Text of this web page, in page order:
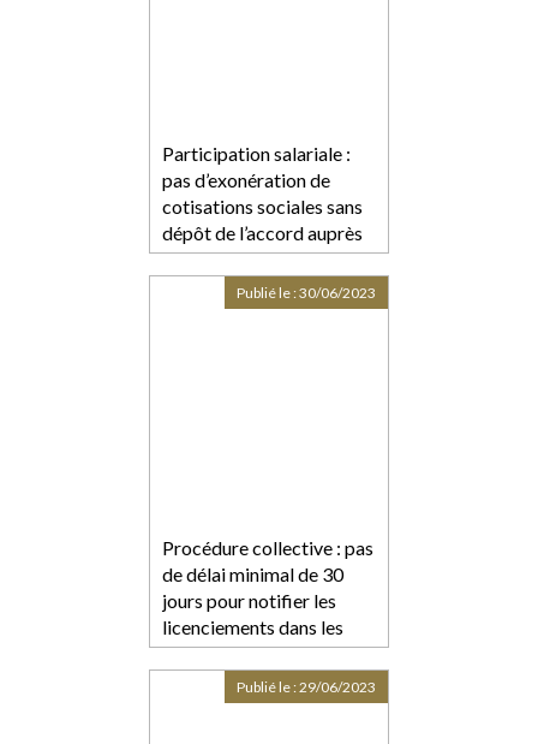
Participation salariale :
pas d’exonération de
cotisations sociales sans
dépôt de l’accord auprès
de l’autorité
administrative
compétente
Procédure collective : pas
de délai minimal de 30
jours pour notifier les
licenciements dans les
petites PME
Publié le :30/06/2023
Publié le :29/06/2023